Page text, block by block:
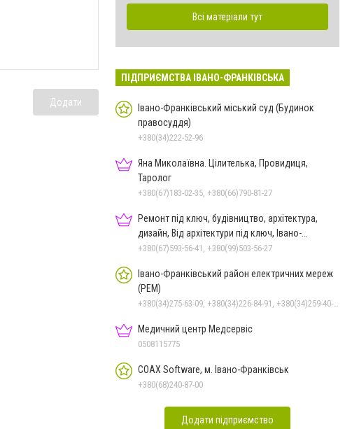
Додати
Всі матеріали тут
ПІДПРИЄМСТВА ІВАНО-ФРАНКІВСЬКА
Івано-Франківський міський суд (Будинок
правосуддя)
+380(34)222-52-96
Яна Миколаївна. Цілителька, Провидиця,
Таролог
+380(67)183-02-35, +380(66)790-81-27
Ремонт під ключ, будівництво, архітектура,
дизайн, Від архітектури під ключ, Івано-
Франківськ
+380(67)593-56-41, +380(99)503-56-27
Івано-Франківський район електричних мереж
(РЕМ)
Медичний центр Медсервіс
0508115775
COAX Software, м. Івано-Франківськ
+380(68)240-87-00
Додати підприємство